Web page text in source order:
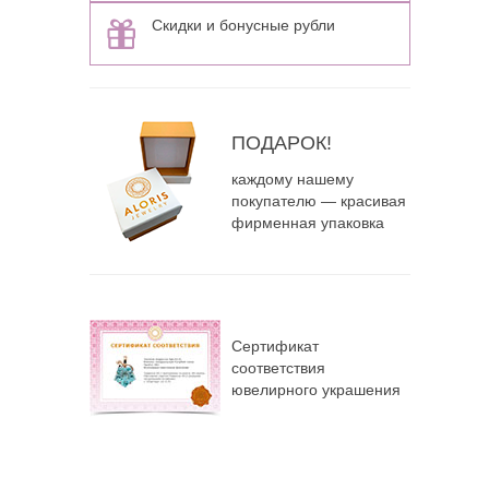
Скидки и бонусные рубли
ПОДАРОК!
каждому нашему
покупателю — красивая
фирменная упаковка
Сертификат
соответствия
ювелирного украшения